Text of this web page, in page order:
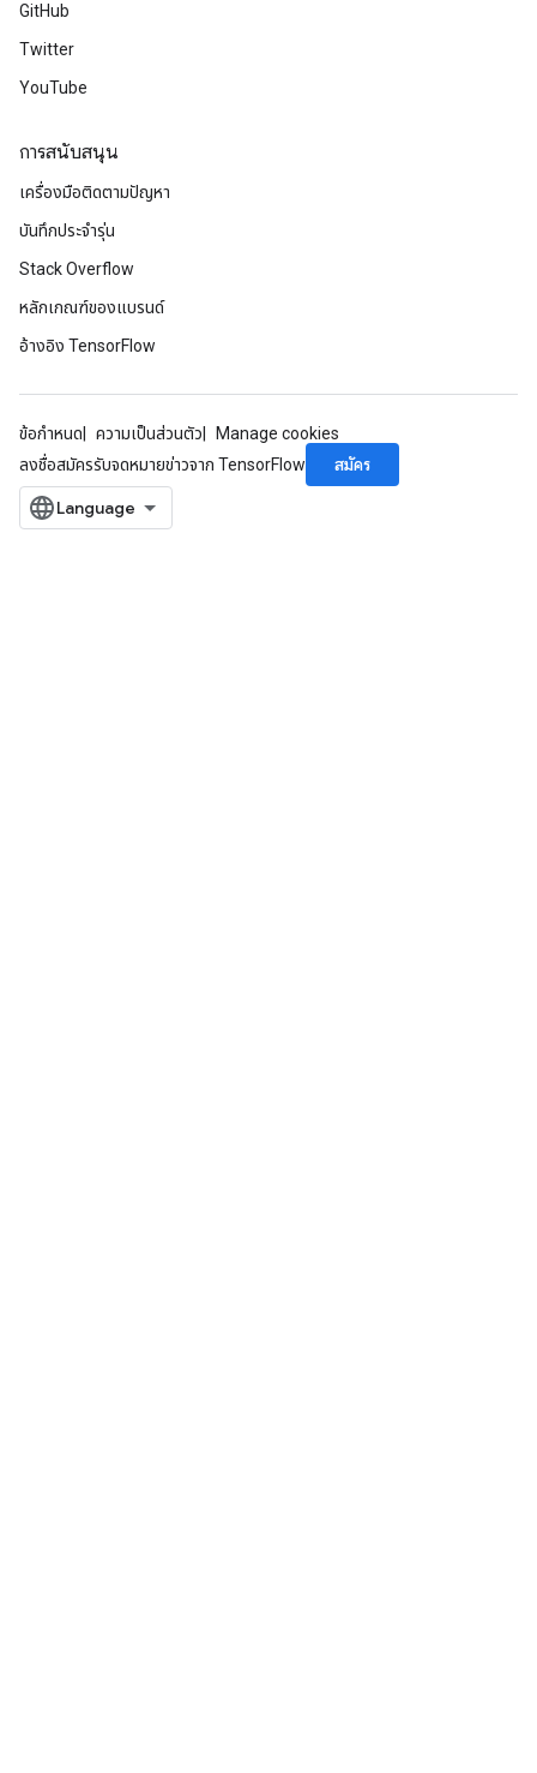
GitHub
Twitter
YouTube
การสนับสนุน
เครื่องมือติดตามปัญหา
บันทึกประจำรุ่น
Stack Overflow
หลักเกณฑ์ของแบรนด์
อ้างอิง TensorFlow
ข้อกำหนด ความเป็นส่วนตัว
Manage cookies
ลงชื่อสมัครรับจดหมายข่าวจาก TensorFlow
สมัคร